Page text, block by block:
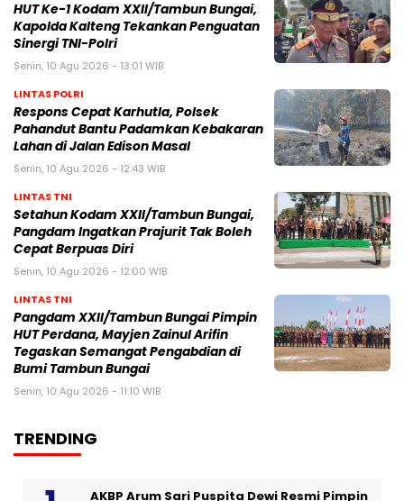
HUT Ke-1 Kodam XXII/Tambun Bungai,
Kapolda Kalteng Tekankan Penguatan
Sinergi TNI-Polri
Senin, 10 Agu 2026 - 13:01 WIB
LINTAS POLRI
Respons Cepat Karhutla, Polsek
Pahandut Bantu Padamkan Kebakaran
Lahan di Jalan Edison Masal
Senin, 10 Agu 2026 - 12:43 WIB
LINTAS TNI
Setahun Kodam XXII/Tambun Bungai,
Pangdam Ingatkan Prajurit Tak Boleh
Cepat Berpuas Diri
Senin, 10 Agu 2026 - 12:00 WIB
LINTAS TNI
Pangdam XXII/Tambun Bungai Pimpin
HUT Perdana, Mayjen Zainul Arifin
Tegaskan Semangat Pengabdian di
Bumi Tambun Bungai
Senin, 10 Agu 2026 - 11:10 WIB
TRENDING
AKBP Arum Sari Puspita Dewi Resmi Pimpin